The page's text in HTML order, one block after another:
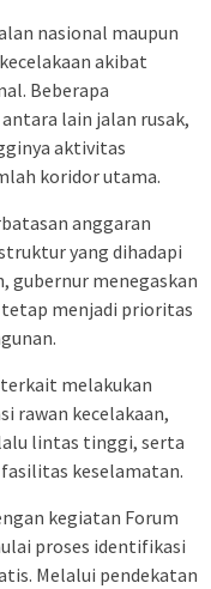
nasional maupun
akibat
Beberapa
lain jalan rusak,
aktivitas
koridor utama.
anggaran
yang dihadapi
gubernur menegaskan
tetap menjadi prioritas
melakukan
rawan kecelakaan,
lintas tinggi, serta
keselamatan.
kegiatan Forum
proses identifikasi
Melalui pendekatan